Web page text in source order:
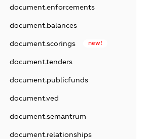
document.enforcements
document.balances
document.scorings new!
document.tenders
document.publicfunds
document.ved
document.semantrum
document.relationships